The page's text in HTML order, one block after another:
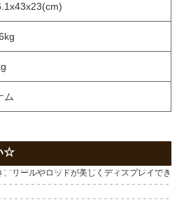
ム
☆
リールやロッドが美しくディスプレイでき